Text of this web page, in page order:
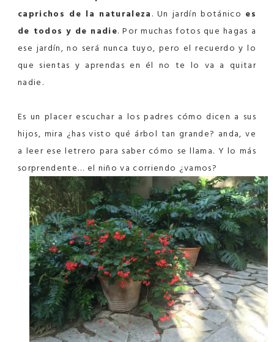
caprichos de la naturaleza. Un jardín botánico es
de todos y de nadie. Por muchas fotos que hagas a
ese jardín, no será nunca tuyo, pero el recuerdo y lo
que sientas y aprendas en él no te lo va a quitar
nadie.
Es un placer escuchar a los padres cómo dicen a sus
hijos, mira ¿has visto qué árbol tan grande? anda, ve
a leer ese letrero para saber cómo se llama. Y lo más
sorprendente… el niño va corriendo ¿vamos?